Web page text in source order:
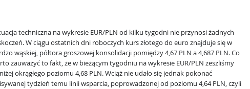
techniczna na wykresie EUR/PLN od kilku tygodni nie przynosi żadnych
W ciągu ostatnich dni roboczych kurs złotego do euro znajduje się w
wąskiej, półtora groszowej konsolidacji pomiędzy 4,67 PLN a 4,687 PLN. Co
zauważyć to fakt, że w bieżącym tygodniu na wykresie EUR/PLN zeszliśmy
okrągłego poziomu 4,68 PLN. Wciąż nie udało się jednak pokonać
tydzień temu linii wsparcia, poprowadzonej od poziomu 4,64 PLN, czyli